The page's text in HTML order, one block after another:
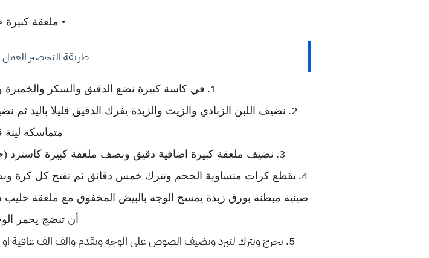
• ملعقة كبيرة
طريقة التحضير
1. في كاسة كبيرة نضع الدقيق والسكر والخميرة
2. نضيف اللبن الزبادي والزيت والزبدة يفرك الدقيق قليلا باليد
متماسكة لينة
3. نضيف ملعقة كبيرة اضافية دقيق ونصف ملعقة كبيرة كاسترد (حسب
4. تقطع كرات متساوية الحجم وتترك خمس دقائق ثم تفتح كل كرة
صينية مبطنة بورق زبدة يمسح الوجه بالبيض المخفوق مع ملعقة
أن تنضج يحمر
5. تخرج وتترك لتبرد ونضيف الصوص على الوجه وتقدم والف الف عافية او